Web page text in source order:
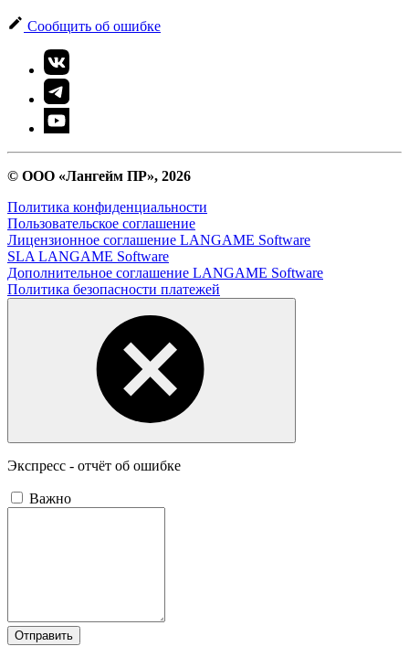
Сообщить об ошибке
© ООО «Лангейм ПР», 2026
Политика конфиденциальности
Пользовательское соглашение
Лицензионное соглашение LANGAME Software
SLA LANGAME Software
Дополнительное соглашение LANGAME Software
Политика безопасности платежей
Экспресс - отчёт об ошибке
Важно
Отправить